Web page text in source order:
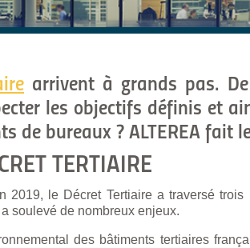
arrivent à grands pas.
les objectifs définis et
de bureaux ? ALTEREA fait
TERTIAIRE
2019, le Décret Tertiaire a traversé
soulevé de nombreux enjeux.
des bâtiments tertiaires